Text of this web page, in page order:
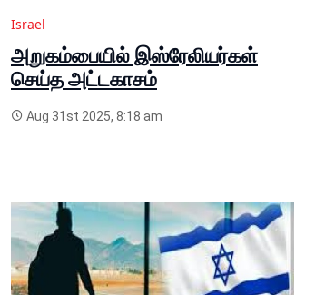
Israel
அறுகம்பையில் இஸ்ரேலியர்கள்
செய்த அட்டகாசம்
Aug 31st 2025, 8:18 am